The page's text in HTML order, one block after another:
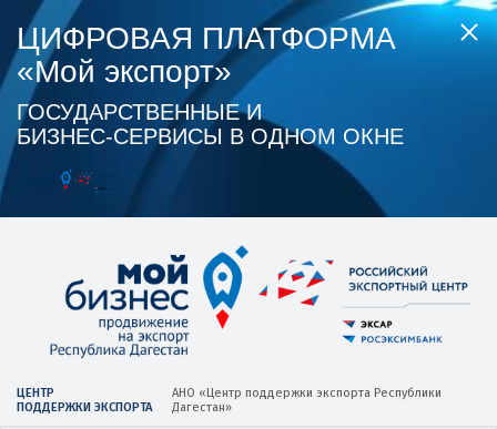
ЦИФРОВАЯ ПЛАТФОРМА
«Мой экспорт»
ГОСУДАРСТВЕННЫЕ И
БИЗНЕС‑СЕРВИСЫ В ОДНОМ ОКНЕ
ЦЕНТР
ПОДДЕРЖКИ ЭКСПОРТА
АНО «Центр поддержки экспорта Республики
Дагестан»